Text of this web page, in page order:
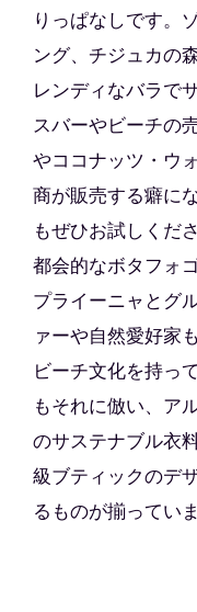
りっぱなしです。
ング、チジュカの
レンディなバラで
スバーやビーチの
やココナッツ・ウ
商が販売する癖に
もぜひお試しくださ
都会的なボタフォ
プライーニャとグ
ァーや自然愛好家
ビーチ文化を持っ
もそれに倣い、ア
のサステナブル衣
級ブティックのデ
るものが揃っていま